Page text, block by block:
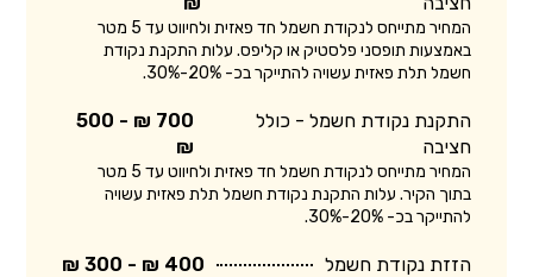
המחיר מתייחס לנקודת חשמל חד פאזית ולחיווט עד 5 מטר
באמצעות תופסני פלסטיק או קליפס. עלות התקנת נקודת
חשמל תלת פאזית עשויה להתייקר בכ- 20%-30%.
התקנת נקודת חשמל - כולל
חציבה
700 ₪ - 500
₪
המחיר מתייחס לנקודת חשמל חד פאזית ולחיווט עד 5 מטר
בתוך הקיר. עלות התקנת נקודת חשמל תלת פאזית עשויה
להתייקר בכ- 20%-30%.
הזזת נקודת חשמל 400 ₪ - 300 ₪